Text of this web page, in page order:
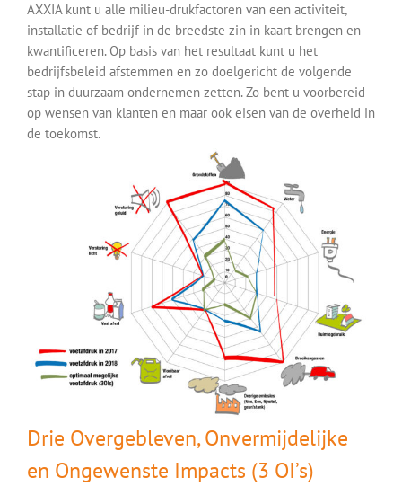
AXXIA kunt u alle milieu-drukfactoren van een activiteit,
installatie of bedrijf in de breedste zin in kaart brengen en
kwantificeren. Op basis van het resultaat kunt u het
bedrijfsbeleid afstemmen en zo doelgericht de volgende
stap in duurzaam ondernemen zetten. Zo bent u voorbereid
op wensen van klanten en maar ook eisen van de overheid in
de toekomst.
Drie Overgebleven, Onvermijdelijke
en Ongewenste Impacts (3 OI’s)